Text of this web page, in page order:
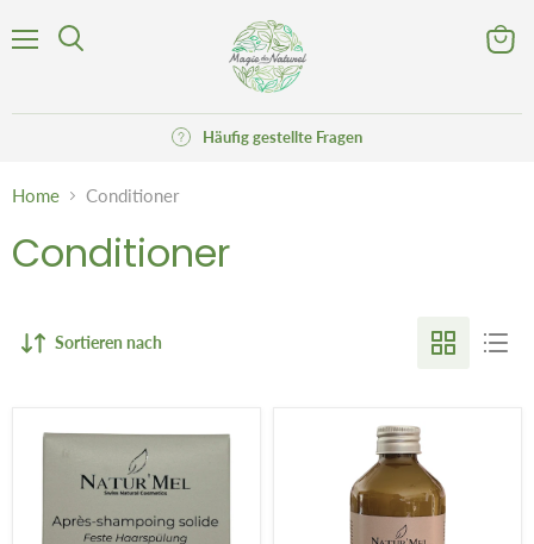
Häufig gestellte Fragen
Home Conditioner
Conditioner
Sortieren nach